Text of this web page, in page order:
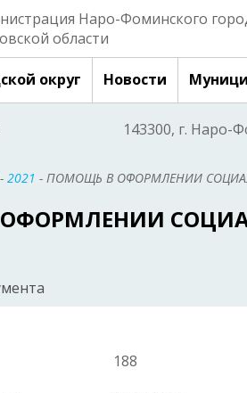
Наро-Фоминского
области
округ Новости
143300, г. Наро-
- 2021 - ПОМОЩЬ В ОФОРМЛЕНИИ
188